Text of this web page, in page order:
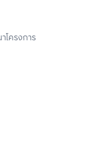
ครงการ